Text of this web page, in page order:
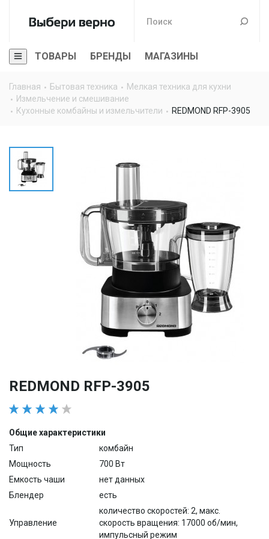
ТОВАРЫ БРЕНДЫ МАГАЗИНЫ
Главная Бытовая техника
Мелкая техника для кухни
Измельчение и смешивание
Кухонные комбайны и измельчители
REDMOND RFP-3905
REDMOND RFP-3905
Общие характеристики
Тип
комбайн
Мощность
700 Вт
Емкость чаши
нет данных
Блендер
есть
Управление
количество скоростей: 2, макс.
скорость вращения: 17000 об/мин,
импульсный режим